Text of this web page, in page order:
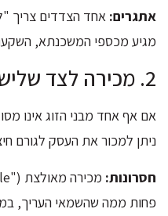
אתגרים: אחד הצדדים צריך
מגיע מכספי המשכנתא,
2. מכירה לצד שלישי וחלוקת התמורה
אם אף אחד מבני הזוג אינו
ניתן למכור את העסק לגורם
חסרונות:
פחות ממה שהשמאי העריך,